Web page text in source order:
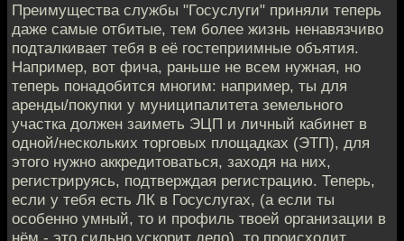
Преимущества службы "Госуслуги" приняли теперь
даже самые отбитые, тем более жизнь ненавязчиво
подталкивает тебя в её гостеприимные объятия.
Например, вот фича, раньше не всем нужная, но
теперь понадобится многим: например, ты для
аренды/покупки у муниципалитета земельного
участка должен заиметь ЭЦП и личный кабинет в
одной/нескольких торговых площадках (ЭТП), для
этого нужно аккредитоваться, заходя на них,
регистрируясь, подтверждая регистрацию. Теперь,
если у тебя есть ЛК в Госуслугах, (а если ты
особенно умный, то и профиль твоей организации в